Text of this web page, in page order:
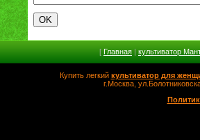
[ Главная | культиватор
Купить легкий культиватор для
г.Москва,